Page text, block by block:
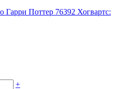
Гарри Поттер 76392 Хогвартс:
+